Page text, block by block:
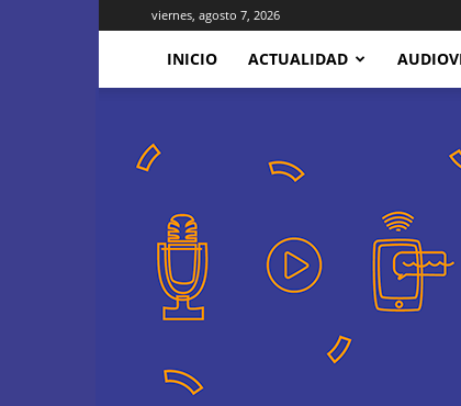
viernes, agosto 7, 2026
INICIO ACTUALIDAD